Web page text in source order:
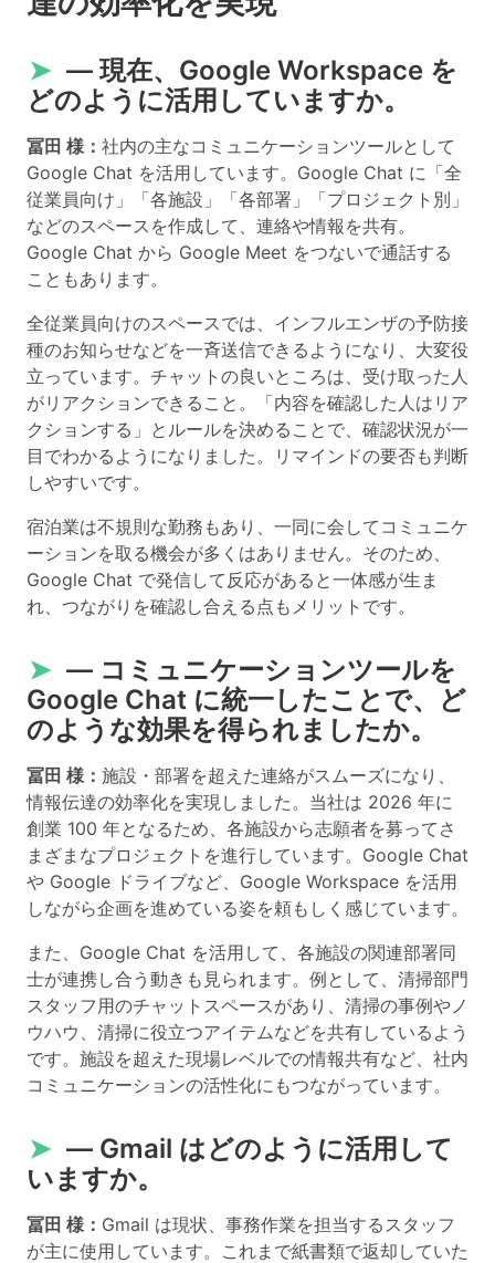
➤ ― 現在、Google Workspace を
どのように活用していますか。
冨田 様： 社内の主なコミュニケーションツールとして
Google Chat を活用しています。Google Chat に「全
従業員向け」「各施設」「各部署」「プロジェクト別」
などのスペースを作成して、連絡や情報を共有。
Google Chat から Google Meet をつないで通話する
こともあります。
全従業員向けのスペースでは、インフルエンザの予防接
種のお知らせなどを一斉送信できるようになり、大変役
立っています。チャットの良いところは、受け取った人
がリアクションできること。「内容を確認した人はリア
クションする」とルールを決めることで、確認状況が一
目でわかるようになりました。リマインドの要否も判断
しやすいです。
宿泊業は不規則な勤務もあり、一同に会してコミュニケ
ーションを取る機会が多くはありません。そのため、
Google Chat で発信して反応があると一体感が生ま
れ、つながりを確認し合える点もメリットです。
➤ ― コミュニケーションツールを
Google Chat に統一したことで、ど
のような効果を得られましたか。
冨田 様： 施設・部署を超えた連絡がスムーズになり、
情報伝達の効率化を実現しました。当社は 2026 年に
創業 100 年となるため、各施設から志願者を募ってさ
まざまなプロジェクトを進行しています。Google Chat
や Google ドライブなど、Google Workspace を活用
しながら企画を進めている姿を頼もしく感じています。
また、Google Chat を活用して、各施設の関連部署同
士が連携し合う動きも見られます。例として、清掃部門
スタッフ用のチャットスペースがあり、清掃の事例やノ
ウハウ、清掃に役立つアイテムなどを共有しているよう
です。施設を超えた現場レベルでの情報共有など、社内
コミュニケーションの活性化にもつながっています。
➤ ― Gmail はどのように活用して
いますか。
冨田 様： Gmail は現状、事務作業を担当するスタッフ
が主に使用しています。これまで紙書類で返却していた